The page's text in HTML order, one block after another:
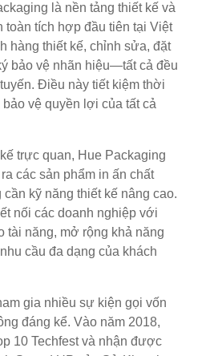
là nền tảng thiết kế và
toàn tích hợp đầu tiên tại Việt
hàng thiết kế, chỉnh sửa, đặt
bảo vệ nhãn hiệu—tất cả đều
Điều này tiết kiệm thời
vệ quyền lợi của tất cả
trực quan, Hue Packaging
các sản phẩm in ấn chất
kỹ năng thiết kế nâng cao.
nối các doanh nghiệp với
tài năng, mở rộng khả năng
cầu đa dạng của khách
gia nhiều sự kiện gọi vốn
đáng kể. Vào năm 2018,
10 Techfest và nhận được